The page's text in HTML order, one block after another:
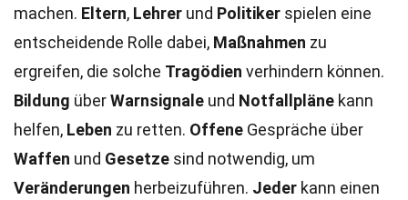
machen. Eltern, Lehrer und Politiker spielen eine
entscheidende Rolle dabei, Maßnahmen zu
ergreifen, die solche Tragödien verhindern können.
Bildung überWarnsignale und Notfallpläne kann
helfen, Leben zu retten. Offene Gespräche über
Waffen und Gesetze sind notwendig, um
Veränderungen herbeizuführen. Jeder kann einen